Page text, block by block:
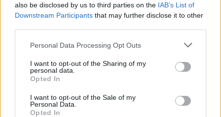
also be disclosed by us to third parties on the IAB’s List of
Downstream Participants that may further disclose it to other
Please note that this website/app uses one or more Google
not limited to your visit or usage behaviour. You may click to
grant or deny consent to Google and its third-party tags to
use your data for below specified purposes in below Google
consent section.
Personal Data Processing Opt Outs
I want to opt-out of the Sharing of my
personal data.
Opted In
I want to opt-out of the Sale of my
Personal Data.
Opted In
Video
Player
is
loading.
a
window.
FP1, ami igazán pozitívan sikerült. A második